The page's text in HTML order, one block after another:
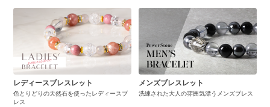
レディースブレスレット
色とりどりの天然石を使ったレディースブ
レス
メンズブレスレット
洗練された大人の雰囲気漂うメンズブレス